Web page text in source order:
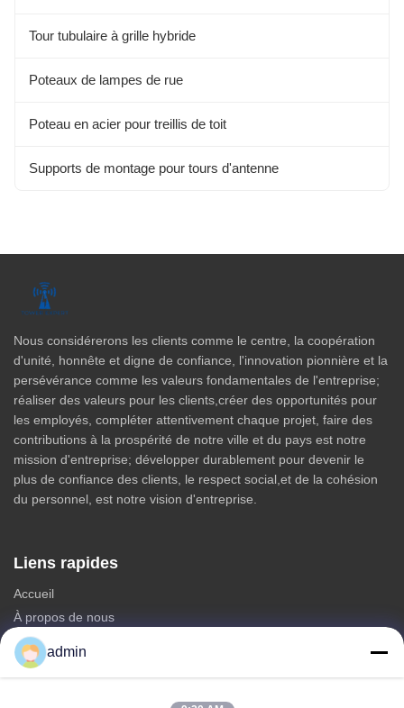
Tour tubulaire à grille hybride
Poteaux de lampes de rue
Poteau en acier pour treillis de toit
Supports de montage pour tours d'antenne
Nous considérerons les clients comme le centre, la coopération
d'unité, honnête et digne de confiance, l'innovation pionnière et la
persévérance comme les valeurs fondamentales de l'entreprise;
réaliser des valeurs pour les clients,créer des opportunités pour
les employés, compléter attentivement chaque projet, faire des
contributions à la prospérité de notre ville et du pays est notre
mission d'entreprise; développer durablement pour devenir le
plus de confiance des clients, le respect social,et de la cohésion
du personnel, est notre vision d'entreprise.
Liens rapides
Accueil
À propos de nous
produits
Nous contacter
admin